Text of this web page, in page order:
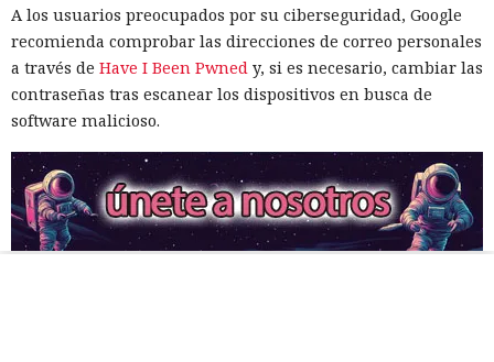
A los usuarios preocupados por su ciberseguridad, Google
recomienda comprobar las direcciones de correo personales
a través de Have I Been Pwned y, si es necesario, cambiar las
contraseñas tras escanear los dispositivos en busca de
software malicioso.